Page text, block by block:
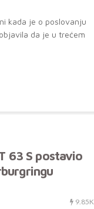
kada je o poslovanju
da je u trećem
63 S postavio
9.85K